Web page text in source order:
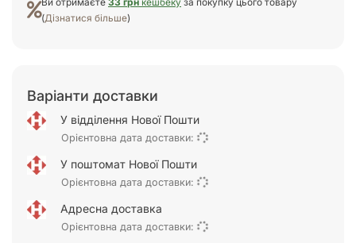
(Дізнатися більше)
Варіанти доставки
У відділення Нової Пошти
Орієнтовна дата доставки:
У поштомат Нової Пошти
Орієнтовна дата доставки:
Адресна доставка
Орієнтовна дата доставки: